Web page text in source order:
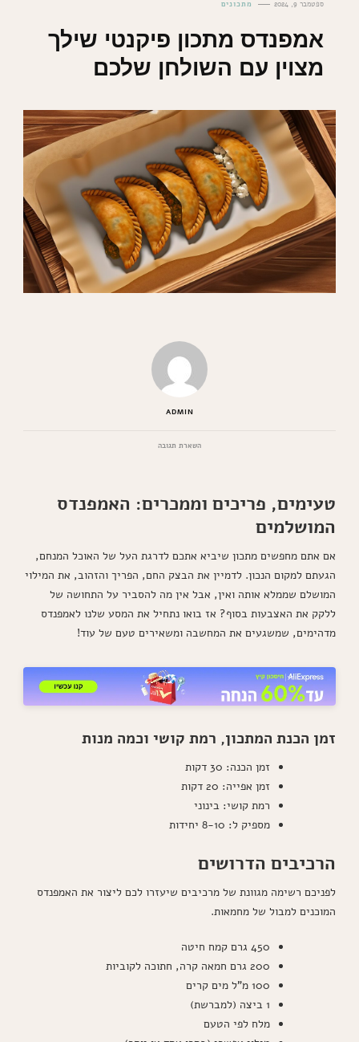
ספטמבר 9, 2024 מתכונים
אמפנדס מתכון פיקנטי שילך
מצוין עם השולחן שלכם
ADMIN
השארת תגובהבנושא
מצוין
טעימים, פריכים וממכרים: האמפנדס
המושלמים
אם אתם מחפשים מתכון שיביא אתכם לדרגת העל של האוכל המנחם,
הגעתם למקום הנכון. לדמיין את הבצק החם, הפריך והזהוב, את המילוי
המושלם שממלא אותה ואין, אבל אין מה להסביר על התחושה של
ללקק את האצבעות בסוף? אז בואו נתחיל את המסע שלנו לאמפנדס
מדהימים, שמשגעים את המחשבה ומשאירים טעם של עוד!
זמן הכנת המתכון, רמת קושי וכמה מנות
זמן הכנה: 30 דקות
זמן אפייה: 20 דקות
רמת קושי: בינוני
מספיק ל: 8-10 יחידות
הרכיבים הדרושים
לפניכם רשימה מגוונת של מרכיבים שיעזרו לכם ליצור את האמפנדס
המוכנים למבול של מחמאות.
450 גרם קמח חיטה
200 גרם חמאה קרה, חתוכה לקוביות
100 מ"ל מים קרים
1 ביצה (למברשת)
מלח לפי הטעם